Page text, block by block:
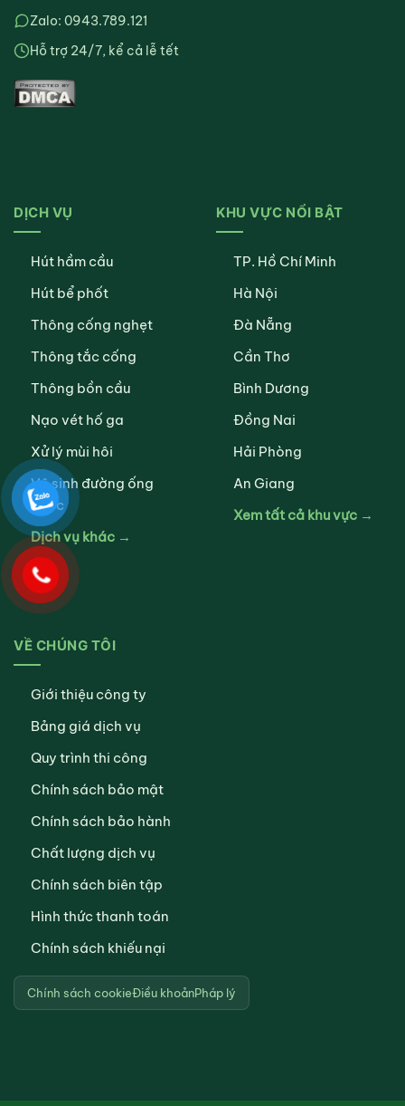
Zalo: 0943.789.121
Hỗ trợ 24/7, kể cả lễ tết
DỊCH VỤ
Hút hầm cầu
Hút bể phốt
Thông cống nghẹt
Thông tắc cống
Thông bồn cầu
Nạo vét hố ga
Xử lý mùi hôi
Vệ sinh đường ống
nước
Dịch vụ khác →
KHU VỰC NỔI BẬT
TP. Hồ Chí Minh
Hà Nội
Đà Nẵng
Cần Thơ
Bình Dương
Đồng Nai
Hải Phòng
An Giang
Xem tất cả khu vực →
VỀ CHÚNG TÔI
Giới thiệu công ty
Bảng giá dịch vụ
Quy trình thi công
Chính sách bảo mật
Chính sách bảo hành
Chất lượng dịch vụ
Chính sách biên tập
Hình thức thanh toán
Chính sách khiếu nại
Chính sách cookieĐiều khoảnPháp lý